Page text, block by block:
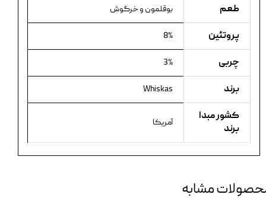
طعم بوقلمون و خرگوش
پروتئین 8%
چربی 3%
برند Whiskas
کشور مبدا
برند
آمریکا
مشابه